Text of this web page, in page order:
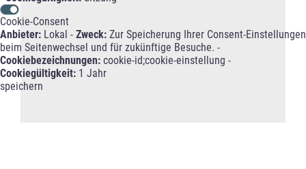
Cookie-Consent
Anbieter: Lokal - Zweck: Zur Speicherung Ihrer Consent-Einstellungen
beim Seitenwechsel und für zukünftige Besuche. -
Cookiebezeichnungen: cookie-id;cookie-einstellung -
Cookiegültigkeit: 1 Jahr
speichern